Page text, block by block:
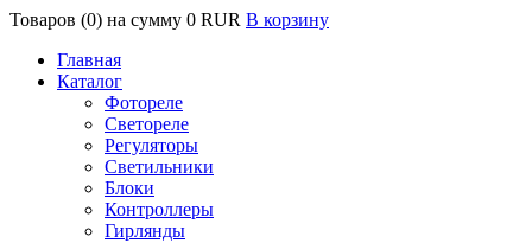
Товаров (0) на сумму 0 RUR В корзину
Главная
Каталог
Фотореле
Светореле
Регуляторы
Светильники
Блоки
Контроллеры
Гирлянды